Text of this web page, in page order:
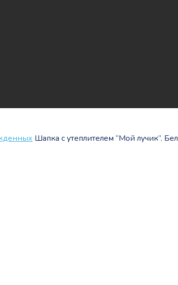
Шапка с утеплителем “Мой лучик”.